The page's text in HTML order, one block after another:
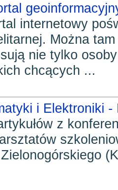
internetowy
Można
nie tylko
chcących ...
i Elektroniki -
z